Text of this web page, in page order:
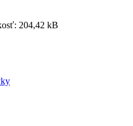
204,42 kB